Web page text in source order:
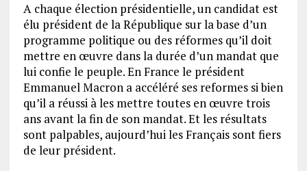
A chaque élection présidentielle, un candidat est
élu président de la République sur la base d’un
programme politique ou des réformes qu’il doit
mettre en œuvre dans la durée d’un mandat que
lui confie le peuple. En France le président
Emmanuel Macron a accéléré ses reformes si bien
qu’il a réussi à les mettre toutes en œuvre trois
ans avant la fin de son mandat. Et les résultats
sont palpables, aujourd’hui les Français sont fiers
de leur président.